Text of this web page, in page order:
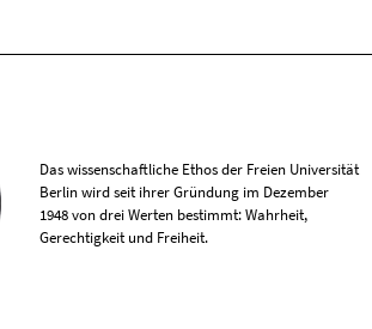
Das wissenschaftliche Ethos der Freien Universität
Berlin wird seit ihrer Gründung im Dezember
1948 von drei Werten bestimmt: Wahrheit,
Gerechtigkeit und Freiheit.